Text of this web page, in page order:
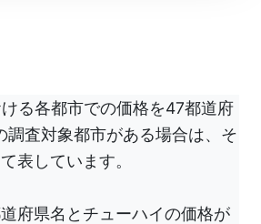
る各都市での価格を47都道府
査対象都市がある場合は、そ
表しています。
府県名とチューハイの価格が